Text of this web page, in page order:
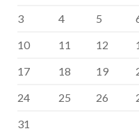
3
4 5
10
11 12
17
18 19
24
25 26
31